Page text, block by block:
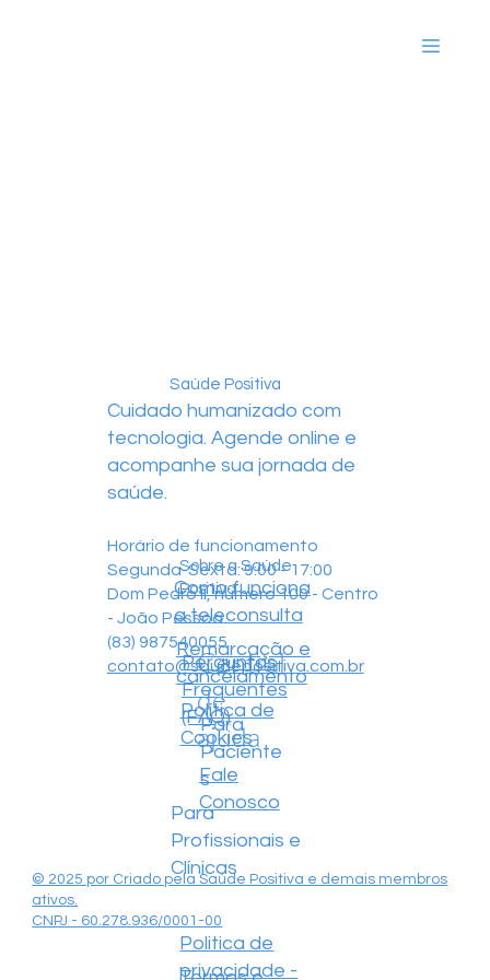
Cuidado humanizado com
tecnologia. Agende online e
acompanhe sua jornada de
saúde.
Horário de funcionamento
Segunda-Sexta: 9:00 - 17:00
Dom Pedro II, número 100 - Centro
- João Pessoa
(83) 987540055
contato@saudepositiva.com.br
© 2025 por Criado pela Saúde Positiva e demais membros
ativos.
CNPJ - 60.278.936/0001-00
Sobre a Saúde
Positiva
Central
de
ajuda
Para
Paciente
s
Para
Profissionais e
Clínicas
Perguntas
Frequentes
(FAQ)
Como funciona
a teleconsulta
Remarcação e
cancelamento
Política de
Cookies
Politica de
privacidade -
Fale
Conosco
Saúde Positiva